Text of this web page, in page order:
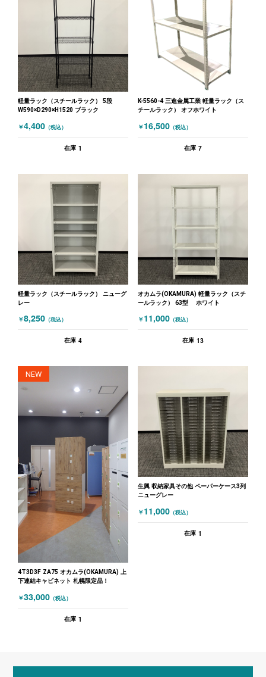
軽量ラック（スチールラック） 5段
W590×D290×H1520 ブラック
￥4,400 （税込）
在庫 1
K-5560-4 三進金属工業 軽量ラック（ス
チールラック） オフホワイト
￥ 16,500 （税込）
在庫 7
軽量ラック（スチールラック） ニューグ
レー
￥8,250 （税込）
在庫 4
オカムラ(OKAMURA) 軽量ラック（スチ
ールラック） 63型 ホワイト
￥ 11,000 （税込）
在庫 13
NEW
4T3D3F ZA75 オカムラ(OKAMURA) 上
下連結キャビネット 札幌限定品！
￥33,000 （税込）
在庫 1
生興 収納家具その他 ペーパーケース3列
ニューグレー
￥ 11,000 （税込）
在庫 1